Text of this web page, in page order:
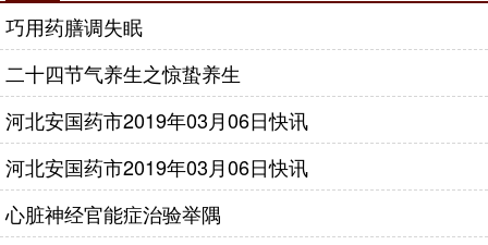
巧用药膳调失眠
二十四节气养生之惊蛰养生
河北安国药市2019年03月06日快讯
河北安国药市2019年03月06日快讯
心脏神经官能症治验举隅